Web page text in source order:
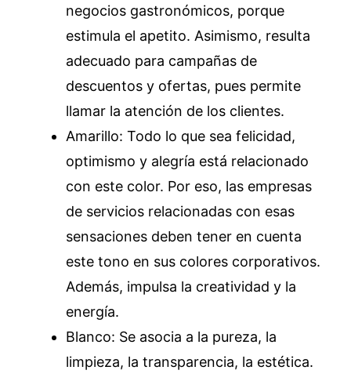
negocios gastronómicos, porque
estimula el apetito. Asimismo, resulta
adecuado para campañas de
descuentos y ofertas, pues permite
llamar la atención de los clientes.
Amarillo: Todo lo que sea felicidad,
optimismo y alegría está relacionado
con este color. Por eso, las empresas
de servicios relacionadas con esas
sensaciones deben tener en cuenta
este tono en sus colores corporativos.
Además, impulsa la creatividad y la
energía.
Blanco: Se asocia a la pureza, la
limpieza, la transparencia, la estética.